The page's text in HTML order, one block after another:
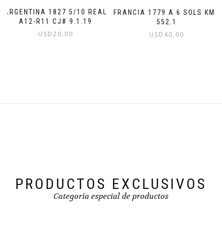
ARGENTINA 1827 5/10 REAL
A12-R11 CJ# 9.1.19
USD20,00
FRANCIA 1779 A 6 SOLS KM#
552.1
USD 40,00
PRODUCTOS EXCLUSIVOS
Categoría especial de productos